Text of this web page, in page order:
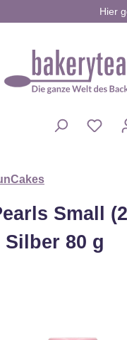
Hier
Small
80 g